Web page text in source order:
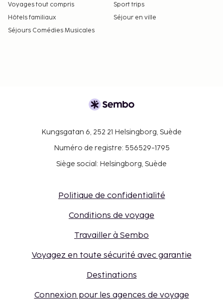
Voyages tout compris
Sport trips
Hôtels familiaux
Séjour en ville
Séjours Comédies Musicales
Kungsgatan 6, 252 21 Helsingborg, Suède
Numéro de registre: 556529-1795
Siège social: Helsingborg, Suède
Politique de confidentialité
Conditions de voyage
Travailler à Sembo
Voyagez en toute sécurité avec garantie
Destinations
Connexion pour les agences de voyage